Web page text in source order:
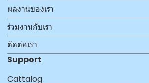
ผลงานของเรา
ร่วมงานกับเรา
ติดต่อเรา
Support
Cattalog